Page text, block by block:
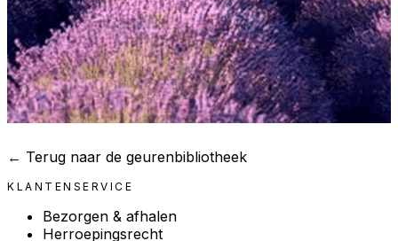
← Terug naar de geurenbibliotheek
KLANTENSERVICE
Bezorgen & afhalen
Herroepingsrecht